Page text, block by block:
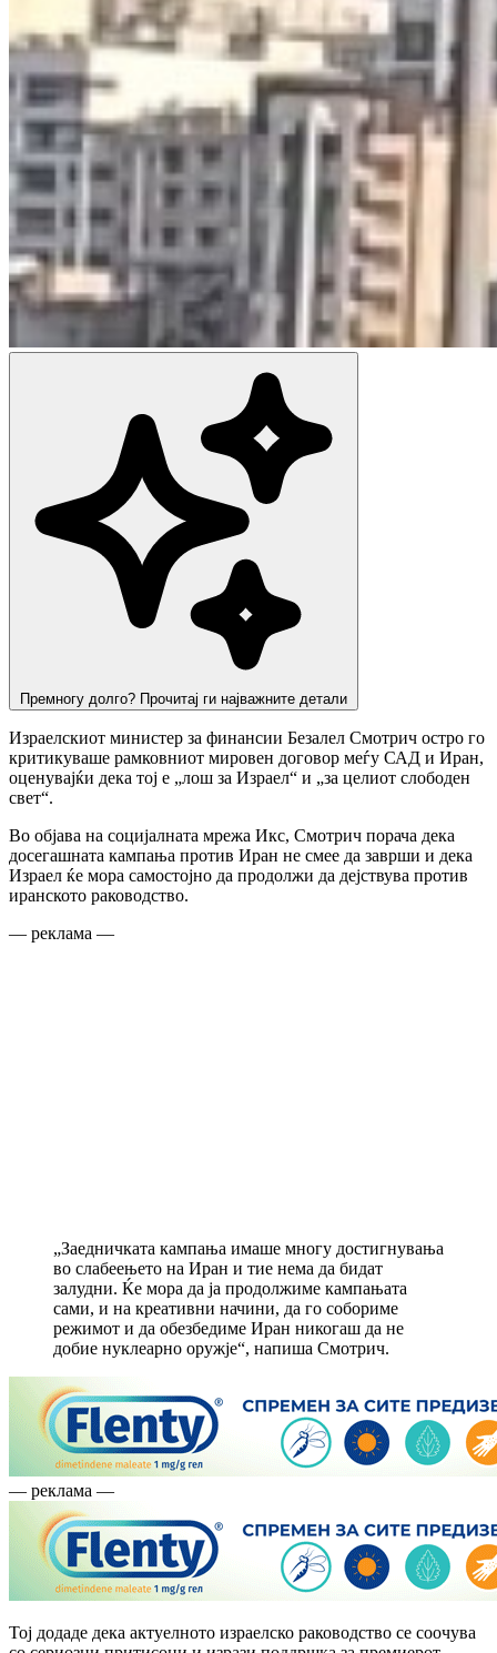
Премногу долго? Прочитај ги најважните детали
Израелскиот министер за финансии Безалел Смотрич остро го
критикуваше рамковниот мировен договор меѓу САД и Иран,
оценувајќи дека тој е „лош за Израел“ и „за целиот слободен
свет“.
Во објава на социјалната мрежа Икс, Смотрич порача дека
досегашната кампања против Иран не смее да заврши и дека
Израел ќе мора самостојно да продолжи да дејствува против
иранското раководство.
— реклама —
„Заедничката кампања имаше многу достигнувања
во слабеењето на Иран и тие нема да бидат
залудни. Ќе мора да ја продолжиме кампањата
сами, и на креативни начини, да го собориме
режимот и да обезбедиме Иран никогаш да не
добие нуклеарно оружје“, напиша Смотрич.
— реклама —
Тој додаде дека актуелното израелско раководство се соочува